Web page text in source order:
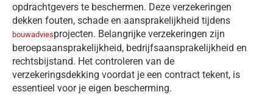
opdrachtgevers te beschermen. Deze verzekeringen
dekken fouten, schade en aansprakelijkheid tijdens
bouwadviesprojecten. Belangrijke verzekeringen zijn
beroepsaansprakelijkheid, bedrijfsaansprakelijkheid en
rechtsbijstand. Het controleren van de
verzekeringsdekking voordat je een contract tekent, is
essentieel voor je eigen bescherming.